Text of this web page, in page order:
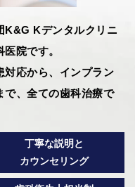
K&G Kデンタルクリニ
院です。
対応から、インプラン
で、全ての歯科治療で
丁寧な説明と
カウンセリング